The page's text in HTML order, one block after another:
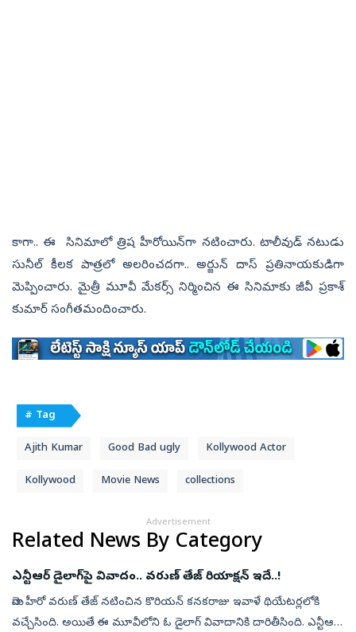
కాగా.. ఈ సినిమాలో త్రిష హీరోయిన్‌గా నటించారు. టాలీవుడ్ నటుడు
సునీల్ కీలక పాత్రలో అలరించదగా.. అర్జున్‌ దాస్‌ ప్రతినాయకుడిగా
మెప్పించారు. మైత్రీ మూవీ మేకర్స్ నిర్మించిన ఈ సినిమాకు జీవీ ప్రకాశ్
కుమార్ సంగీతమందించారు.
# Tag
Ajith Kumar Good Bad ugly Kollywood Actor
Kollywood Movie News collections
Advertisement
Related News By Category
ఎన్టీఆర్ డైలాగ్‌పై వివాదం.. వరుణ్ తేజ్ రియాక్షన్‌ ఇదే..!
మెగా హీరో వరుణ్ తేజ్ నటించిన కొరియన్ కనకరాజు ఇవాళే థియేటర్లలోకి
వచ్చేసింది. అయితే ఈ మూవీలోని ఓ డైలాగ్ వివాదానికి దారితీసింది. ఎన్టీఆర్